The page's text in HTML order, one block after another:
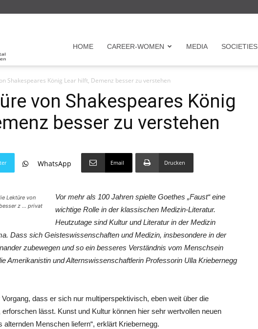
motion
HOME CAREER-WOMEN MEDIA SOCIETIES
Shakespeares König Lear hilft, Demenz besser zu verstehen
von Shakespeares König
besser zu verstehen
WhatsApp Email Drucken
Lektüre von
z ... privat
Vor mehr als 100 Jahren spielte Goethes „Faust“ eine
wichtige Rolle in der klassischen Medizin-Literatur.
Heutzutage sind Kultur und Literatur in der Medizin
Dass sich Geisteswissenschaften und Medizin, insbesondere in der
zubewegen und so ein besseres Verständnis vom Menschsein
Amerikanistin und Alternswissenschaftlerin Professorin Ulla Kriebernegg
dass er sich nur multiperspektivisch, eben weit über die
lässt. Kunst und Kultur können hier sehr wertvollen neuen
Menschen liefern“, erklärt Kriebernegg.